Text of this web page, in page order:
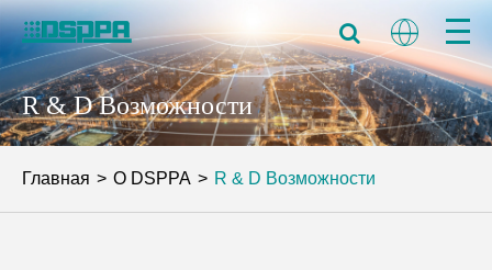
R & D Возможности
Главная О DSPPA R & D Возможности